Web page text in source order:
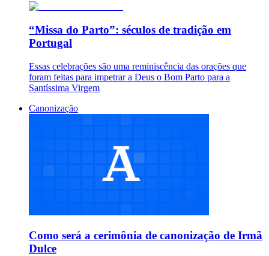
“Missa do Parto”: séculos de tradição em
Portugal
Essas celebrações são uma reminiscência das orações que
foram feitas para impetrar a Deus o Bom Parto para a
Santíssima Virgem
Canonização
Como será a cerimônia de canonização de Irmã
Dulce